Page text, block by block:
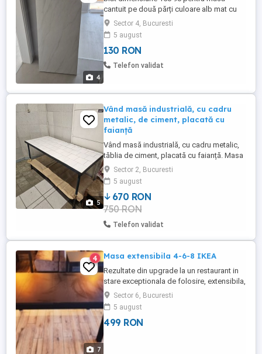
4
cantuit pe două părți culoare alb mat cu
insertii. se poate vedea in sector 4.
Sector 4, Bucuresti
5 august
130 RON
Telefon validat
5
Vând masă industrială, cu cadru
metalic, de ciment, placată cu
faianță
Vând masă industrială, cu cadru metalic,
tăblia de ciment, placată cu faianță. Masa
este proiectată pentru ca să funcționeze
în domeniul alimentar de orice natură, și
să aibe viață lungă fără sfârșit. Masa este
prevăzută cu o poliță de lemn pentru
depozitarea lucrurilor necesare la
folosirea ei. Dimensiunile ...
Sector 2, Bucuresti
5 august
670 RON
750 RON
Telefon validat
7
4 Masa extensibila 4-6-8 IKEA
Rezultate din upgrade la un restaurant in
stare exceptionala de folosire, extensibila,
demontabila, nu asigur transport, se
poate viziona in Chiajna, pret usor
discutabil
Sector 6, Bucuresti
5 august
499 RON